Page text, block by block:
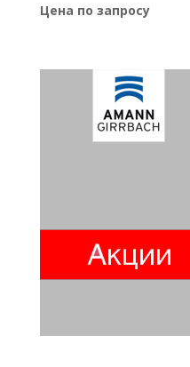
Цена по запросу